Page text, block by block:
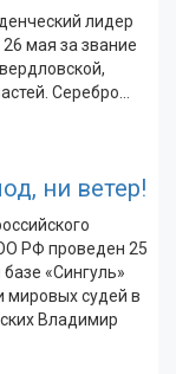
лидер
мая за звание
Серебро…
ни ветер!
РФ проведен 25
«Сингуль»
мировых судей в
Владимир